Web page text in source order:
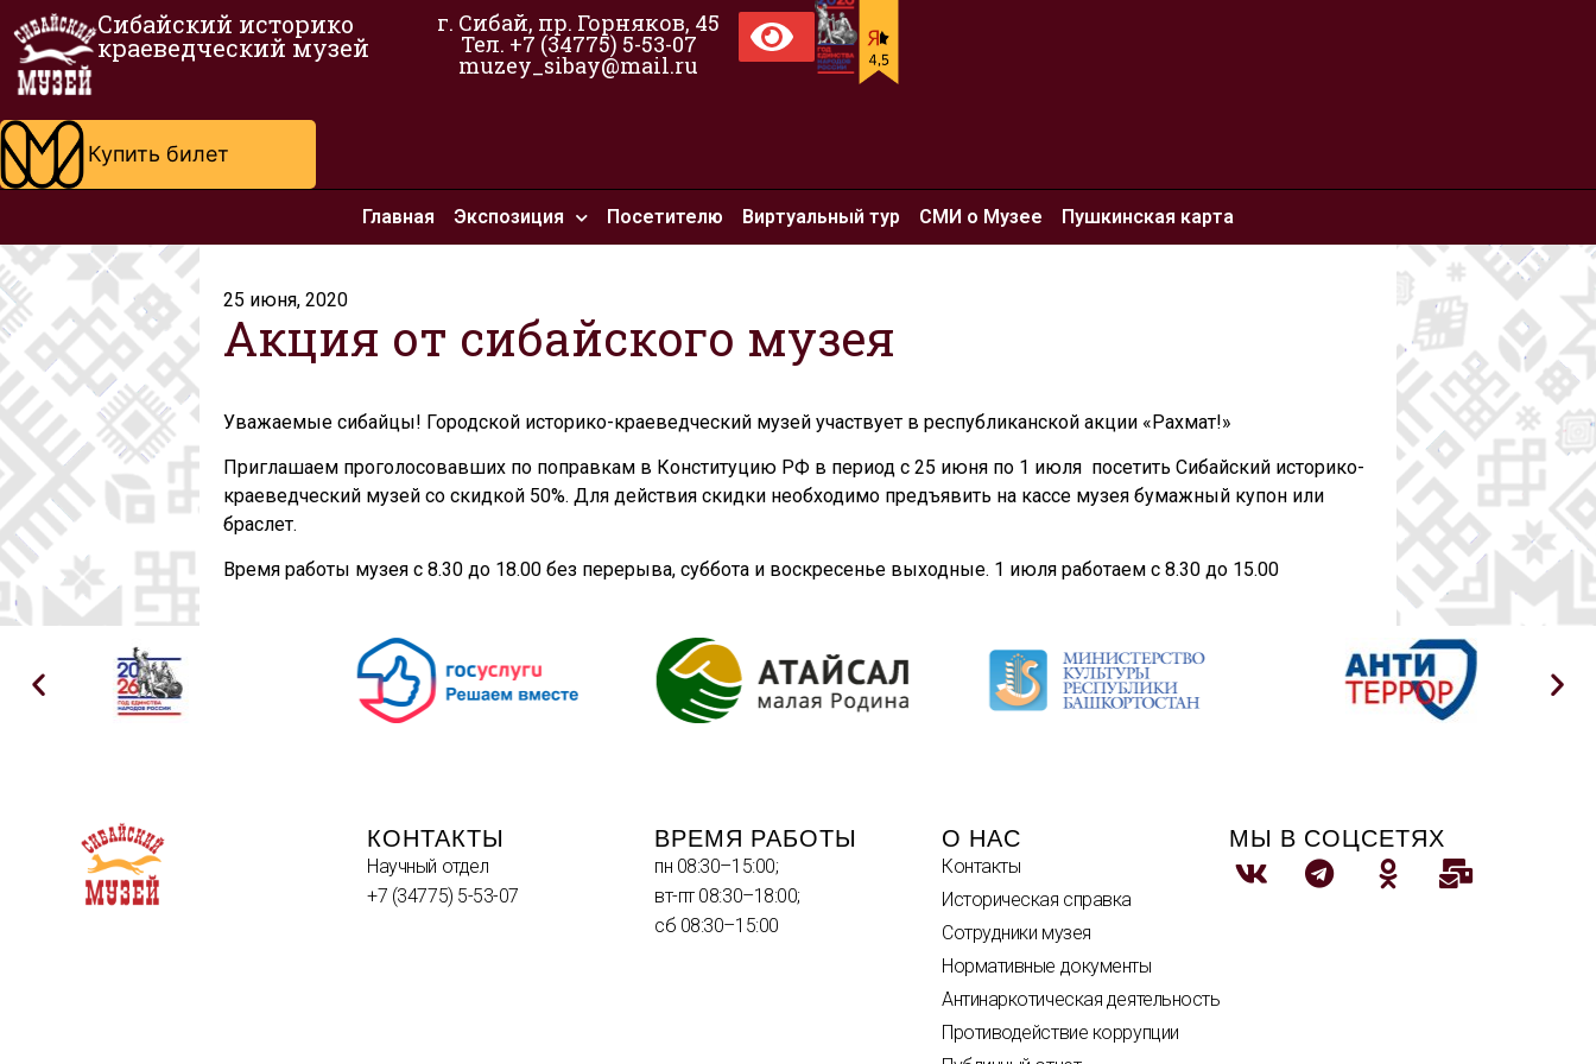
Сибайский историко
краеведческий музей
г. Сибай, пр. Горняков, 45
Тел. +7 (34775) 5-53-07
muzey_sibay@mail.ru
Купить билет
Главная Экспозиция Посетителю Виртуальный тур СМИ о Музее Пушкинская карта
25 июня, 2020
Акция от сибайского музея
Уважаемые сибайцы! Городской историко-краеведческий музей участвует в республиканской акции «Рахмат!»
Приглашаем проголосовавших по поправкам в Конституцию РФ в период с 25 июня по 1 июля посетить Сибайский историко-
краеведческий музей со скидкой 50%. Для действия скидки необходимо предъявить на кассе музея бумажный купон или
браслет.
Время работы музея с 8.30 до 18.00 без перерыва, суббота и воскресенье выходные. 1 июля работаем с 8.30 до 15.00
КОНТАКТЫ
Научный отдел
+7 (34775) 5-53-07
ВРЕМЯ РАБОТЫ
пн 08:30–15:00;
вт-пт 08:30–18:00;
сб 08:30–15:00
О НАС
Контакты
Историческая справка
Сотрудники музея
Нормативные документы
Антинаркотическая деятельность
Противодействие коррупции
МЫ В СОЦСЕТЯХ